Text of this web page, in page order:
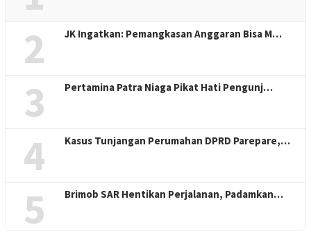
2 JK Ingatkan: Pemangkasan Anggaran Bisa M…
3 Pertamina Patra Niaga Pikat Hati Pengunj…
4 Kasus Tunjangan Perumahan DPRD Parepare,…
5 Brimob SAR Hentikan Perjalanan, Padamkan…